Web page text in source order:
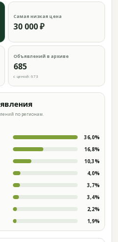
Самая низкая цена
30 000 ₽
Объявлений в архиве
685
с ценой: 673
по регионам.
36,0%
16,8%
10,3%
4,0%
3,7%
3,4%
2,2%
1,9%